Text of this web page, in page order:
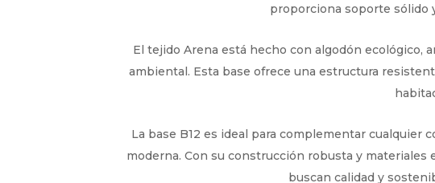
proporciona soporte sólido
El tejido Arena está hecho con algodón ecológico,
ambiental. Esta base ofrece una estructura
La base B12 es ideal para complementar
moderna. Con su construcción robusta y
buscan calidad y